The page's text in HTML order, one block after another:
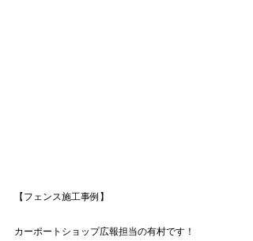
【フェンス施工事例】
カーポートショップ広報担当の有村です！